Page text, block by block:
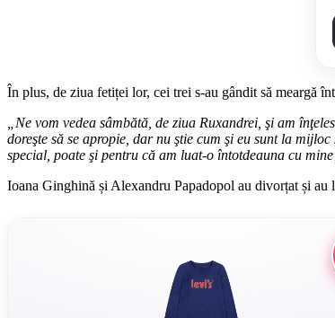
În plus, de ziua fetiței lor, cei trei s-au gândit să meargă
„Ne vom vedea sâmbătă, de ziua Ruxandrei, şi am
doreşte să se apropie, dar nu ştie cum şi eu sunt la
special, poate şi pentru că am luat-o întotdeauna cu
Ioana Ginghină și Alexandru Papadopol au divorțat și